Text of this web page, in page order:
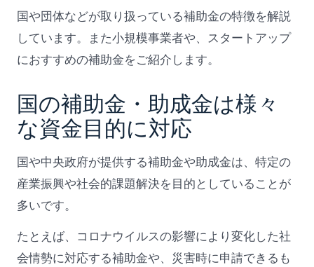
国や団体などが取り扱っている補助金の特徴を解説
しています。また小規模事業者や、スタートアップ
におすすめの補助金をご紹介します。
国の補助金・助成金は様々
な資金目的に対応
国や中央政府が提供する補助金や助成金は、特定の
産業振興や社会的課題解決を目的としていることが
多いです。
たとえば、コロナウイルスの影響により変化した社
会情勢に対応する補助金や、災害時に申請できるも